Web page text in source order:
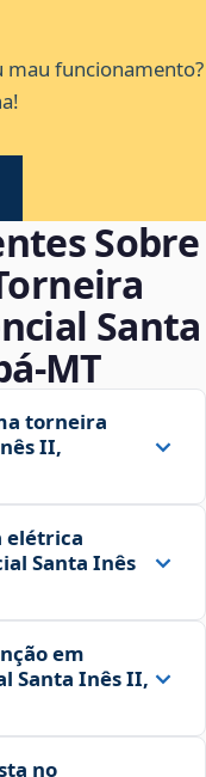
mau funcionamento?
Sobre
Santa
torneira
II,
elétrica
Santa Inês
em
Santa Inês II,
no